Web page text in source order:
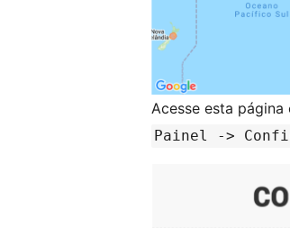
Acesse esta página
Painel ->